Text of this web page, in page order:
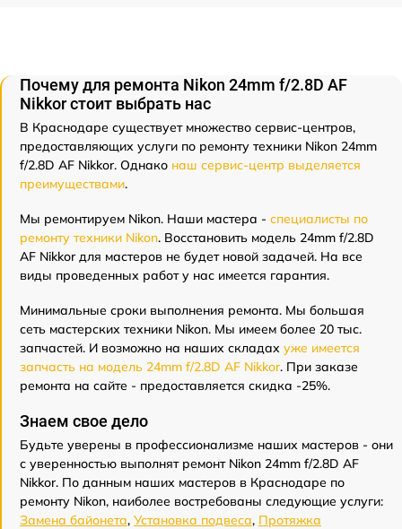
Почему для ремонта Nikon 24mm f/2.8D AF
Nikkor стоит выбрать нас
В Краснодаре существует множество сервис-центров,
предоставляющих услуги по ремонту техники Nikon 24mm
f/2.8D AF Nikkor. Однако наш сервис-центр выделяется
преимуществами.
Мы ремонтируем Nikon. Наши мастера - специалисты по
ремонту техники Nikon. Восстановить модель 24mm f/2.8D
AF Nikkor для мастеров не будет новой задачей. На все
виды проведенных работ у нас имеется гарантия.
Минимальные сроки выполнения ремонта. Мы большая
сеть мастерских техники Nikon. Мы имеем более 20 тыс.
запчастей. И возможно на наших складах уже имеется
запчасть на модель 24mm f/2.8D AF Nikkor. При заказе
ремонта на сайте - предоставляется скидка -25%.
Знаем свое дело
Будьте уверены в профессионализме наших мастеров - они
с уверенностью выполнят ремонт Nikon 24mm f/2.8D AF
Nikkor. По данным наших мастеров в Краснодаре по
ремонту Nikon, наиболее востребованы следующие услуги:
Замена байонета, Установка подвеса, Протяжка